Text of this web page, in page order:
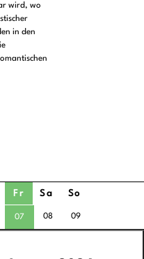
wird, wo
in den
Fr Sa So
07 08 09